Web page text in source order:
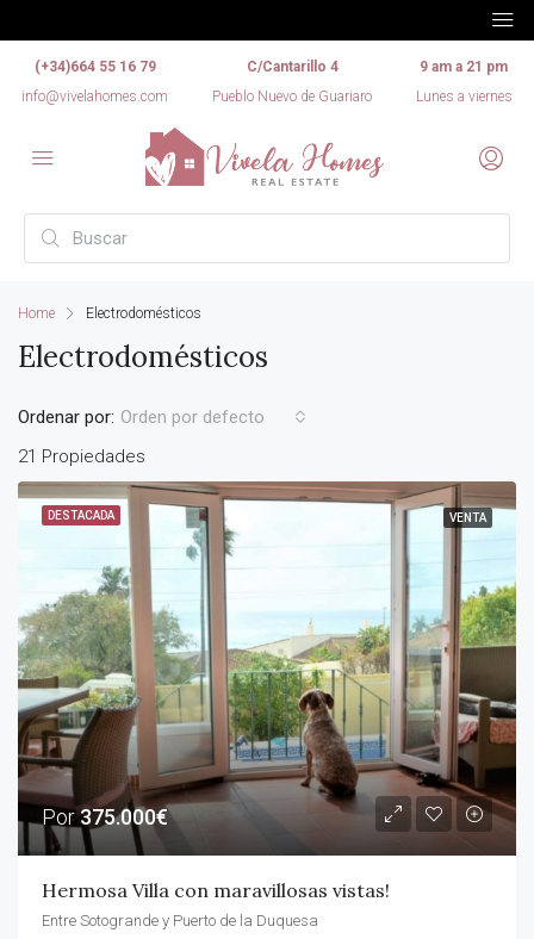
(+34)664 55 16 79
info@vivelahomes.com
C/Cantarillo 4
Pueblo Nuevo de Guariaro
9 am a 21 pm
Lunes a viernes
Home Electrodomésticos
Electrodomésticos
21 Propiedades
Ordenar por: Orden por defecto
DESTACADA VENTA
Por375.000€
Hermosa Villa con maravillosas vistas!
Entre Sotogrande y Puerto de la Duquesa